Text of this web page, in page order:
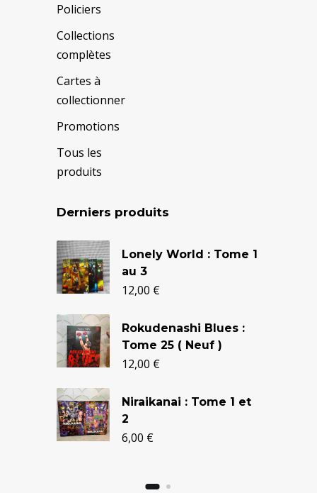
Policiers
Collections
complètes
Cartes à
collectionner
Promotions
Tous les
produits
Derniers produits
Lonely World : Tome 1
au 3
12,00 €
Rokudenashi Blues :
Tome 25 ( Neuf )
12,00 €
Niraikanai : Tome 1 et
2
6,00 €